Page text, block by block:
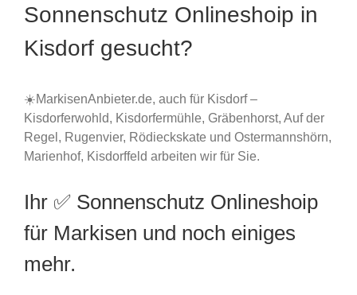
Sonnenschutz Onlineshoip in
Kisdorf gesucht?
☀️MarkisenAnbieter.de, auch für Kisdorf –
Kisdorferwohld, Kisdorfermühle, Gräbenhorst, Auf der
Regel, Rugenvier, Rödieckskate und Ostermannshörn,
Marienhof, Kisdorffeld arbeiten wir für Sie.
Ihr ✅ Sonnenschutz Onlineshoip
für Markisen und noch einiges
mehr.